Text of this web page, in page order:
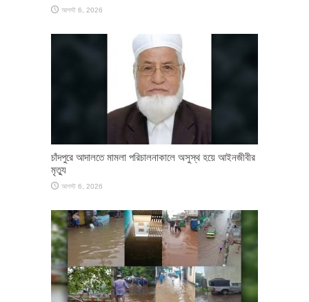
আগস্ট 6, 2026
চাঁদপুরে আদালতে মামলা পরিচালনাকালে অসুস্থ হয়ে আইনজীবীর
মৃত্যু
আগস্ট 6, 2026